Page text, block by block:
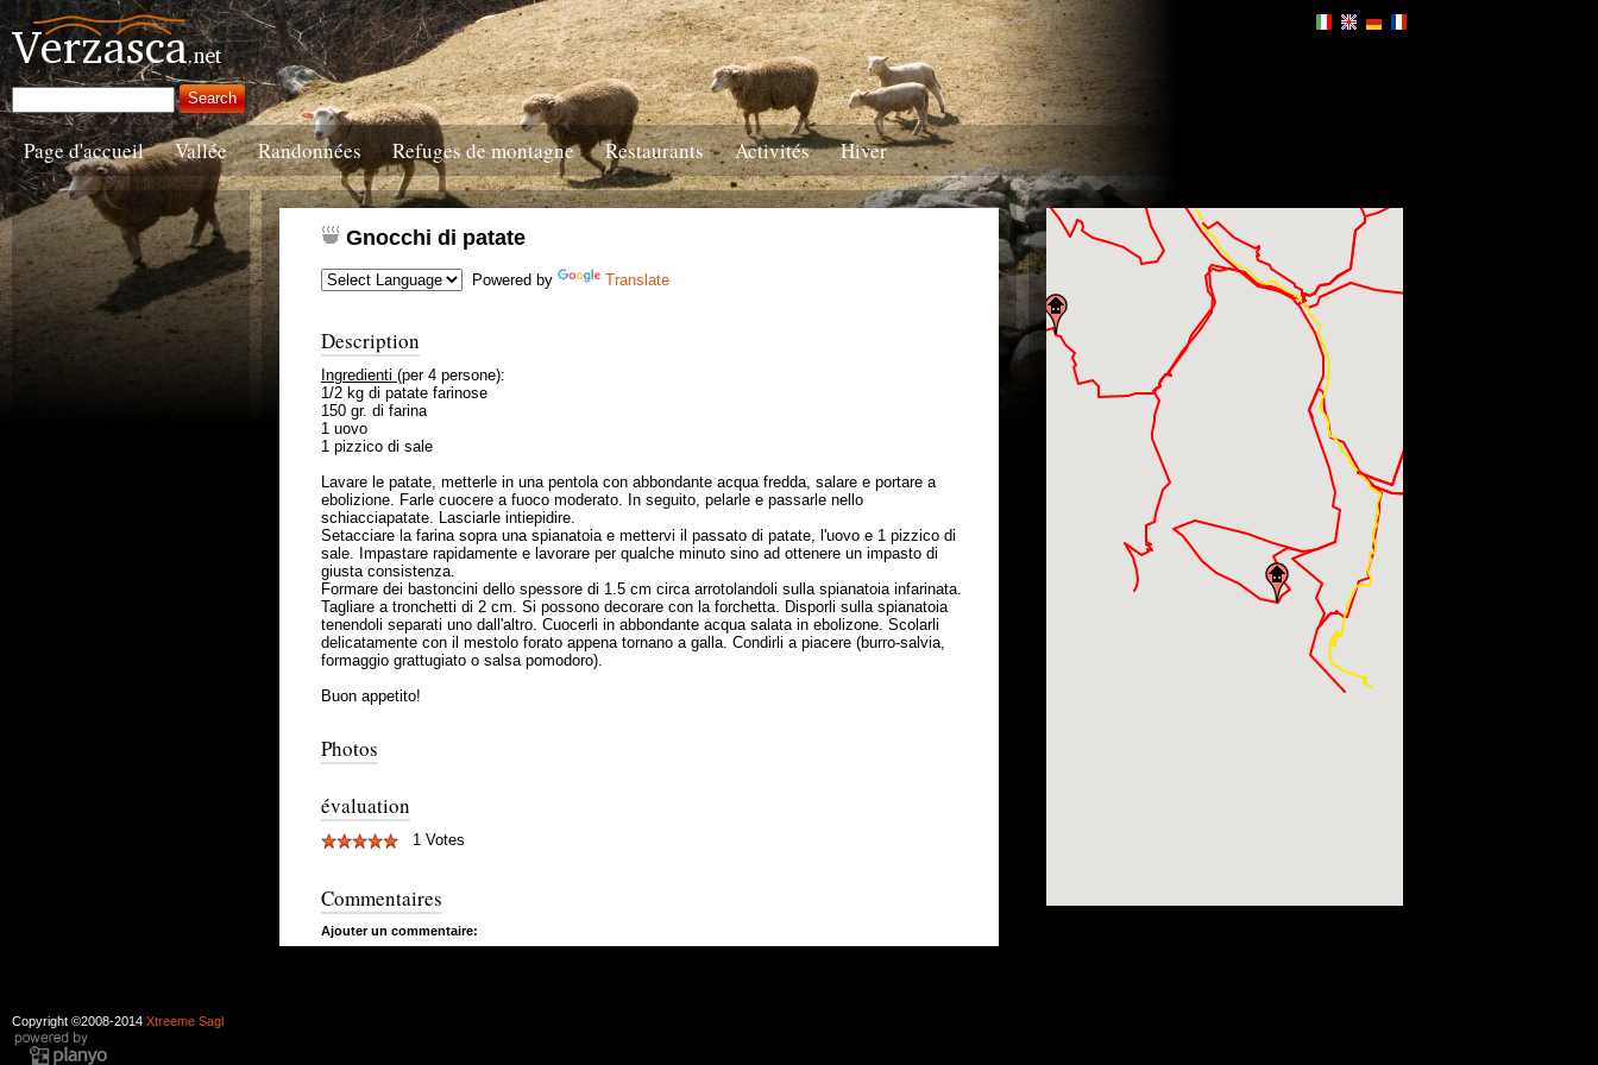
Page d'accueil Vallée Randonnées Refuges de montagne Restaurants Activités Hiver
Gnocchi di patate
Powered by Translate
Description
Ingredienti (per 4 persone):
1/2 kg di patate farinose
150 gr. di farina
1 uovo
1 pizzico di sale
Lavare le patate, metterle in una pentola con abbondante acqua fredda, salare e portare a
ebolizione. Farle cuocere a fuoco moderato. In seguito, pelarle e passarle nello
schiacciapatate. Lasciarle intiepidire.
Setacciare la farina sopra una spianatoia e mettervi il passato di patate, l'uovo e 1 pizzico di
sale. Impastare rapidamente e lavorare per qualche minuto sino ad ottenere un impasto di
giusta consistenza.
Formare dei bastoncini dello spessore di 1.5 cm circa arrotolandoli sulla spianatoia infarinata.
Tagliare a tronchetti di 2 cm. Si possono decorare con la forchetta. Disporli sulla spianatoia
tenendoli separati uno dall'altro. Cuocerli in abbondante acqua salata in ebolizone. Scolarli
delicatamente con il mestolo forato appena tornano a galla. Condirli a piacere (burro-salvia,
formaggio grattugiato o salsa pomodoro).
Buon appetito!
Photos
évaluation
1 Votes
Commentaires
Ajouter un commentaire:
Copyright ©2008-2014 Xtreeme Sagl